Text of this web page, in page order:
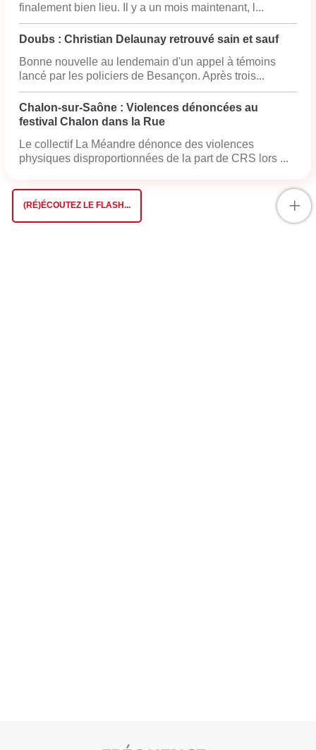
finalement bien lieu. Il y a un mois maintenant, l...
Doubs : Christian Delaunay retrouvé sain et sauf
Bonne nouvelle au lendemain d'un appel à témoins
lancé par les policiers de Besançon. Après trois...
Chalon-sur-Saône : Violences dénoncées au
festival Chalon dans la Rue
Le collectif La Méandre dénonce des violences
physiques disproportionnées de la part de CRS lors ...
(RÉ)ÉCOUTEZ LE FLASH... +